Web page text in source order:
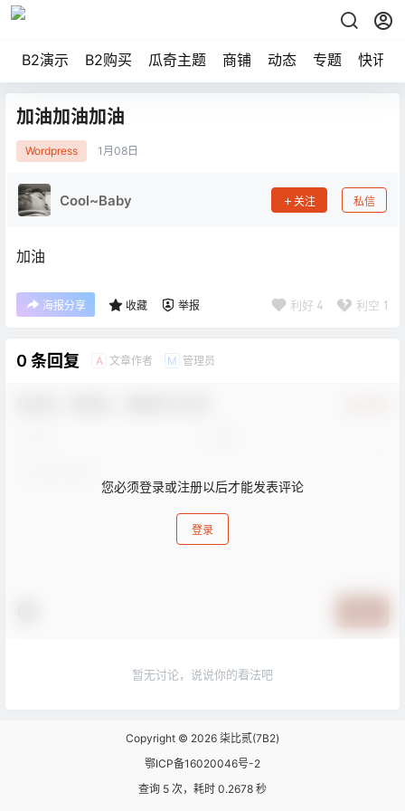
B2演示 B2购买 瓜奇主题 商铺 动态 专题 快讯
加油加油加油
Wordpress 1月 08日
Cool~Baby 关注 私信
加油
海报分享 收藏 举报 利好 4 利空 1
0 条回复 A 文章作者 M 管理员
您必须登录或注册以后才能发表评论
登录
暂无讨论，说说你的看法吧
Copyright © 2026 柒比贰(7B2)
鄂ICP备16020046号-2
查询 5 次，耗时 0.2678 秒